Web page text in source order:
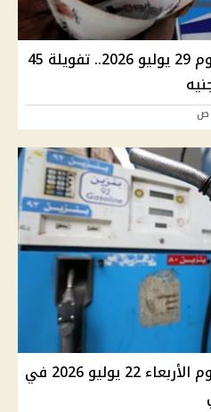
أسعار البنزين والسولار اليوم 29 يوليو 2026.. تفويلة 45
أسعار البنزين والسولار اليوم الأربعاء 22 يوليو 2026 في